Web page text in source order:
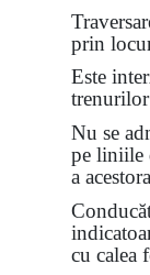
prin
Este
trenurilor
Nu se
pe liniile
a
cu calea